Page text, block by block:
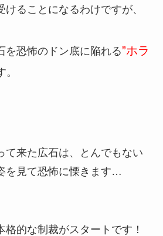
ることになるわけですが、
を恐怖のドン底に陥れる”ホラ
。
て来た広石は、とんでもない
を見て恐怖に慄きます…
格的な制裁がスタートです！